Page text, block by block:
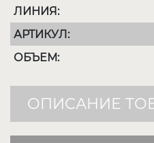
ЛИНИЯ:
АРТИКУЛ:
ОБЪЕМ:
ОПИСАНИЕ